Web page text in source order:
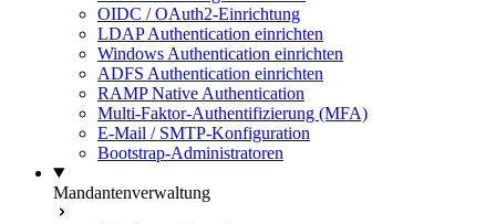
OIDC / OAuth2-Einrichtung
LDAP Authentication einrichten
Windows Authentication einrichten
ADFS Authentication einrichten
RAMP Native Authentication
Multi-Faktor-Authentifizierung (MFA)
E-Mail / SMTP-Konfiguration
Bootstrap-Administratoren
Mandantenverwaltung